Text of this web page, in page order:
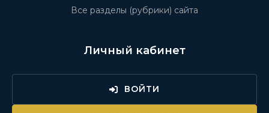
Все разделы (рубрики) сайта
Личный кабинет
ВОЙТИ